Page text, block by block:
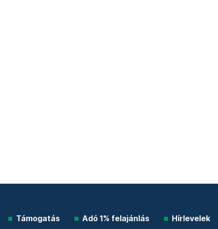
Támogatás Adó 1% felajánlás Hírlevelek